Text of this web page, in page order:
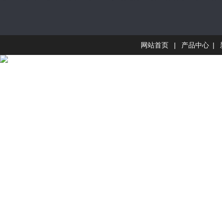
网站首页 | 产品中心 |